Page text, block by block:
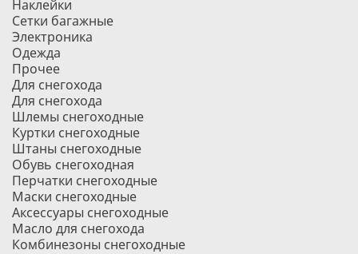
Наклейки
Сетки багажные
Электроника
Одежда
Прочее
Для снегохода
Для снегохода
Шлемы снегоходные
Куртки снегоходные
Штаны снегоходные
Обувь снегоходная
Перчатки снегоходные
Маски снегоходные
Аксессуары снегоходные
Масло для снегохода
Комбинезоны снегоходные